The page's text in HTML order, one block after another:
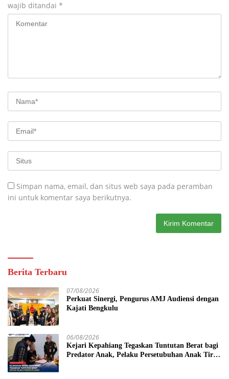
wajib ditandai *
Simpan nama, email, dan situs web saya pada peramban
ini untuk komentar saya berikutnya.
Berita Terbaru
07/08/2026
Perkuat Sinergi, Pengurus AMJ Audiensi dengan
Kajati Bengkulu
06/08/2026
Kejari Kepahiang Tegaskan Tuntutan Berat bagi
Predator Anak, Pelaku Persetubuhan Anak Tiri